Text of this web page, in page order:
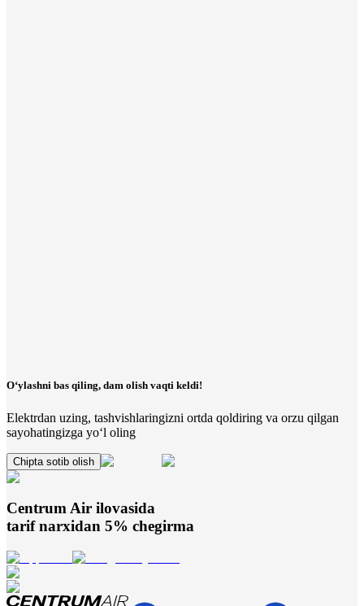
O‘ylashni bas qiling, dam olish vaqti keldi!
Elektrdan uzing, tashvishlaringizni ortda qoldiring va orzu qilgan
sayohatingizga yo‘l oling
Chipta sotib olish
Centrum Air ilovasida
tarif narxidan 5% chegirma